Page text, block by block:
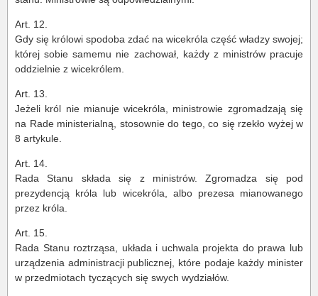
Art. 12.
Gdy się królowi spodoba zdać na wicekróla część władzy swojej;
której sobie samemu nie zachował, każdy z ministrów pracuje
oddzielnie z wicekrólem.
Art. 13.
Jeżeli król nie mianuje wicekróla, ministrowie zgromadzają się
na Rade ministerialną, stosownie do tego, co się rzekło wyżej w
8 artykule.
Art. 14.
Rada Stanu składa się z ministrów. Zgromadza się pod
prezydencją króla lub wicekróla, albo prezesa mianowanego
przez króla.
Art. 15.
Rada Stanu roztrząsa, układa i uchwala projekta do prawa lub
urządzenia administracji publicznej, które podaje każdy minister
w przedmiotach tyczących się swych wydziałów.